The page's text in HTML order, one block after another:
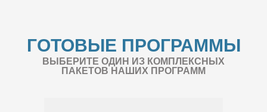
ГОТОВЫЕ ПРОГРАММЫ
ВЫБЕРИТЕ ОДИН ИЗ КОМПЛЕКСНЫХ
ПАКЕТОВ НАШИХ ПРОГРАММ